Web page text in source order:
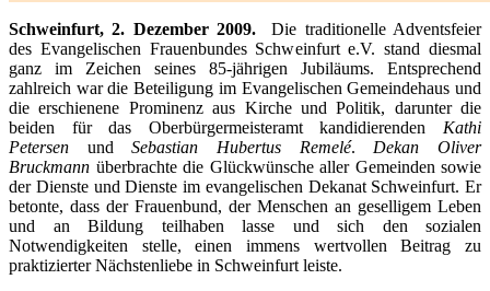
Schweinfurt, 2. Dezember 2009.
Die traditionelle Adventsfeier
des Evangelischen Frauenbundes Schweinfurt e.V. stand diesmal
ganz im Zeichen seines 85-jährigen Jubiläums. Entsprechend
zahlreich war die Beteiligung im Evangelischen Gemeindehaus und
die erschienene Prominenz aus Kirche und Politik, darunter die
beiden für das Oberbürgermeisteramt kandidierenden Kathi
Petersen undSebastian Hubertus Remelé. Dekan Oliver
Bruckmann überbrachte die Glückwünsche aller Gemeinden sowie
der Dienste und Dienste im evangelischen Dekanat Schweinfurt. Er
betonte, dass der Frauenbund, der Menschen an geselligem Leben
und an Bildung teilhaben lasse und sich den sozialen
Notwendigkeiten stelle, einen immens wertvollen Beitrag zu
praktizierter Nächstenliebe in Schweinfurt leiste.